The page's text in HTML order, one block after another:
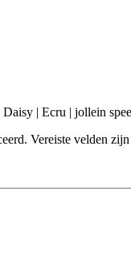
| Ecru | jollein
Vereiste velden